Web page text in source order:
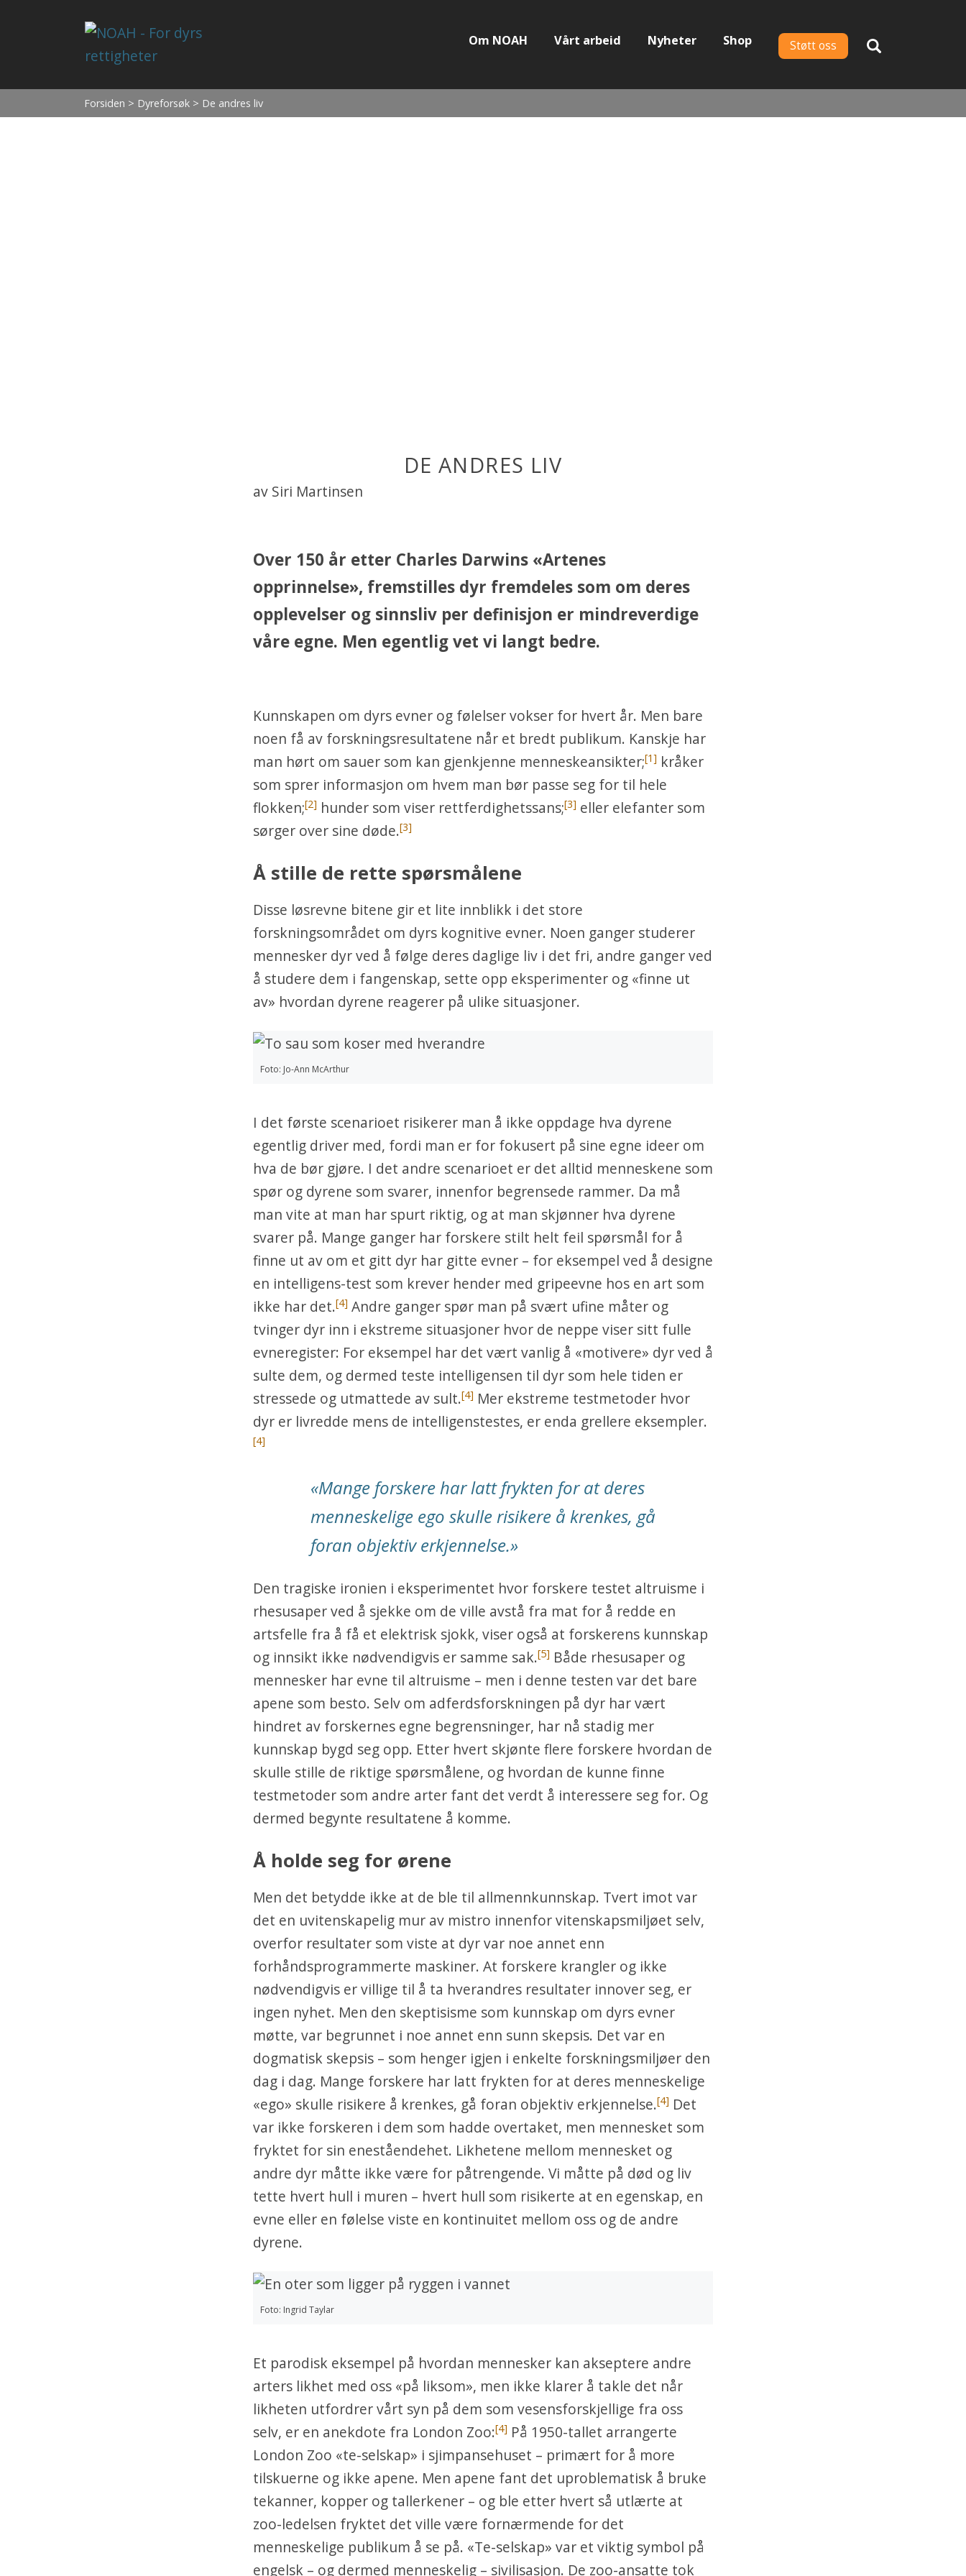
Støtt oss
Om NOAH Vårt arbeid Nyheter Shop
Forsiden > Dyreforsøk > De andres liv
DE ANDRES LIV
av Siri Martinsen
Over 150 år etter Charles Darwins «Artenes
opprinnelse», fremstilles dyr fremdeles som om deres
opplevelser og sinnsliv per definisjon er mindreverdige
våre egne. Men egentlig vet vi langt bedre.
Kunnskapen om dyrs evner og følelser vokser for hvert år. Men bare
noen få av forskningsresultatene når et bredt publikum. Kanskje har
man hørt om sauer som kan gjenkjenne menneskeansikter;[1] kråker
som sprer informasjon om hvem man bør passe seg for til hele
flokken;[2] hunder som viser rettferdighetssans;[3] eller elefanter som
sørger over sine døde.[3]
Å stille de rette spørsmålene
Disse løsrevne bitene gir et lite innblikk i det store
forskningsområdet om dyrs kognitive evner. Noen ganger studerer
mennesker dyr ved å følge deres daglige liv i det fri, andre ganger ved
å studere dem i fangenskap, sette opp eksperimenter og «finne ut
av» hvordan dyrene reagerer på ulike situasjoner.
Foto: Jo-Ann McArthur
I det første scenarioet risikerer man å ikke oppdage hva dyrene
egentlig driver med, fordi man er for fokusert på sine egne ideer om
hva de bør gjøre. I det andre scenarioet er det alltid menneskene som
spør og dyrene som svarer, innenfor begrensede rammer. Da må
man vite at man har spurt riktig, og at man skjønner hva dyrene
svarer på. Mange ganger har forskere stilt helt feil spørsmål for å
finne ut av om et gitt dyr har gitte evner – for eksempel ved å designe
en intelligens-test som krever hender med gripeevne hos en art som
ikke har det.[4] Andre ganger spør man på svært ufine måter og
tvinger dyr inn i ekstreme situasjoner hvor de neppe viser sitt fulle
evneregister: For eksempel har det vært vanlig å «motivere» dyr ved å
sulte dem, og dermed teste intelligensen til dyr som hele tiden er
stressede og utmattede av sult.[4] Mer ekstreme testmetoder hvor
dyr er livredde mens de intelligenstestes, er enda grellere eksempler.
[4]
«Mange forskere har latt frykten for at deres
menneskelige ego skulle risikere å krenkes, gå
foran objektiv erkjennelse.»
Den tragiske ironien i eksperimentet hvor forskere testet altruisme i
rhesusaper ved å sjekke om de ville avstå fra mat for å redde en
artsfelle fra å få et elektrisk sjokk, viser også at forskerens kunnskap
og innsikt ikke nødvendigvis er samme sak.[5] Både rhesusaper og
mennesker har evne til altruisme – men i denne testen var det bare
apene som besto. Selv om adferdsforskningen på dyr har vært
hindret av forskernes egne begrensninger, har nå stadig mer
kunnskap bygd seg opp. Etter hvert skjønte flere forskere hvordan de
skulle stille de riktige spørsmålene, og hvordan de kunne finne
testmetoder som andre arter fant det verdt å interessere seg for. Og
dermed begynte resultatene å komme.
Å holde seg for ørene
Men det betydde ikke at de ble til allmennkunnskap. Tvert imot var
det en uvitenskapelig mur av mistro innenfor vitenskapsmiljøet selv,
overfor resultater som viste at dyr var noe annet enn
forhåndsprogrammerte maskiner. At forskere krangler og ikke
nødvendigvis er villige til å ta hverandres resultater innover seg, er
ingen nyhet. Men den skeptisisme som kunnskap om dyrs evner
møtte, var begrunnet i noe annet enn sunn skepsis. Det var en
dogmatisk skepsis – som henger igjen i enkelte forskningsmiljøer den
dag i dag. Mange forskere har latt frykten for at deres menneskelige
«ego» skulle risikere å krenkes, gå foran objektiv erkjennelse.[4] Det
var ikke forskeren i dem som hadde overtaket, men mennesket som
fryktet for sin eneståendehet. Likhetene mellom mennesket og
andre dyr måtte ikke være for påtrengende. Vi måtte på død og liv
tette hvert hull i muren – hvert hull som risikerte at en egenskap, en
evne eller en følelse viste en kontinuitet mellom oss og de andre
dyrene.
Foto: Ingrid Taylar
Et parodisk eksempel på hvordan mennesker kan akseptere andre
arters likhet med oss «på liksom», men ikke klarer å takle det når
likheten utfordrer vårt syn på dem som vesensforskjellige fra oss
selv, er en anekdote fra London Zoo:[4] På 1950-tallet arrangerte
London Zoo «te-selskap» i sjimpansehuset – primært for å more
tilskuerne og ikke apene. Men apene fant det uproblematisk å bruke
tekanner, kopper og tallerkener – og ble etter hvert så utlærte at
zoo-ledelsen fryktet det ville være fornærmende for det
menneskelige publikum å se på. «Te-selskap» var et viktig symbol på
engelsk – og dermed menneskelig – sivilisasjon. De zoo-ansatte tok